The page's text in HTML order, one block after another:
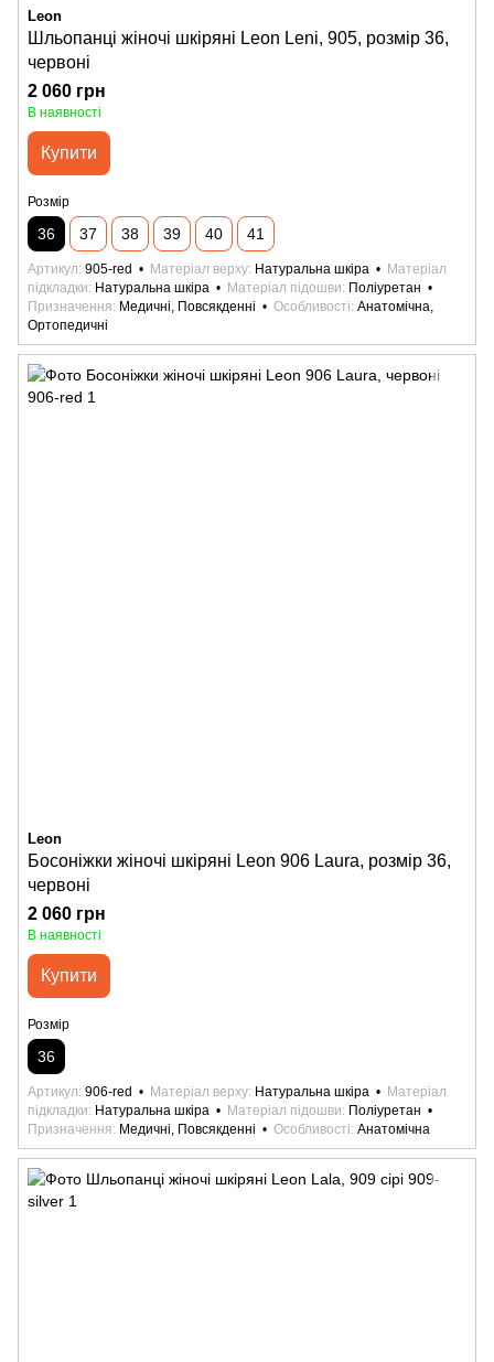
Leon
Шльопанці жіночі шкіряні Leon Leni, 905, розмір 36,
червоні
2 060 грн
В наявності
Купити
Розмір
36 37 38 39 40 41
Артикул 905-red Матеріал верху Натуральна шкіра
Матеріал
підкладки
Натуральна шкіра Матеріал підошви
Поліуретан
Призначення
Медичні, Повсякденні Особливості Анатомічна,
Ортопедичні
Leon
Босоніжки жіночі шкіряні Leon 906 Laura, розмір 36,
червоні
2 060 грн
В наявності
Купити
Розмір
36
Артикул 906-red Матеріал верху Натуральна шкіра
Матеріал
підкладки
Натуральна шкіра Матеріал підошви
Поліуретан
Призначення
Медичні, Повсякденні Особливості Анатомічна